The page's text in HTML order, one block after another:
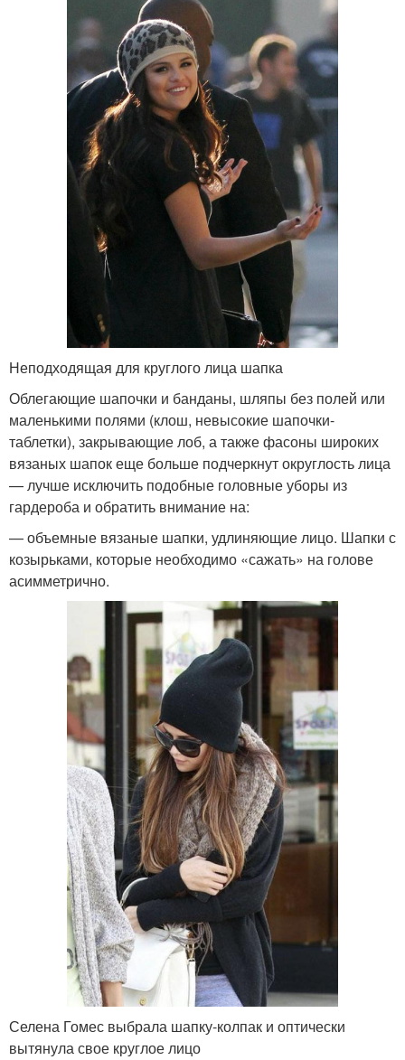
Неподходящая для круглого лица шапка
Облегающие шапочки и банданы, шляпы без полей или
маленькими полями (клош, невысокие шапочки-
таблетки), закрывающие лоб, а также фасоны широких
вязаных шапок еще больше подчеркнут округлость лица
— лучше исключить подобные головные уборы из
гардероба и обратить внимание на:
— объемные вязаные шапки, удлиняющие лицо. Шапки с
козырьками, которые необходимо «сажать» на голове
асимметрично.
Селена Гомес выбрала шапку-колпак и оптически
вытянула свое круглое лицо